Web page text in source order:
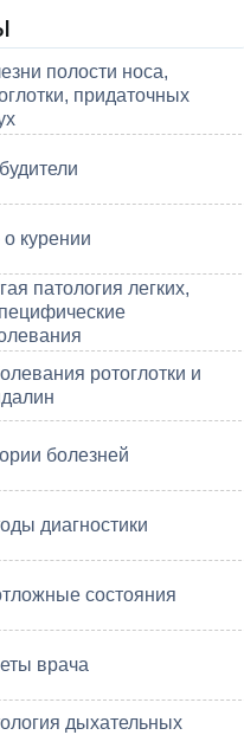
полости носа,
придаточных
о курении
патология легких,
ротоглотки и
болезней
диагностики
состояния
врача
дыхательных